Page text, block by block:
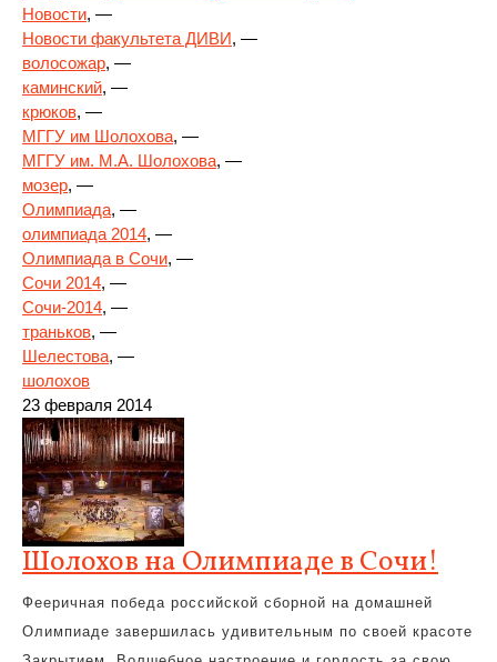
Новости, —
Новости факультета ДИВИ, —
волосожар, —
каминский, —
крюков, —
МГГУ им Шолохова, —
МГГУ им. М.А. Шолохова, —
мозер, —
Олимпиада, —
олимпиада 2014, —
Олимпиада в Сочи, —
Сочи 2014, —
Сочи-2014, —
траньков, —
Шелестова, —
шолохов
23 февраля 2014
Шолохов на Олимпиаде в Сочи!
Фееричная победа российской сборной на домашней
Олимпиаде завершилась удивительным по своей красоте